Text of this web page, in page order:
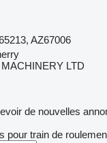
AZ67006
LTD
de nouvelles
pour train de